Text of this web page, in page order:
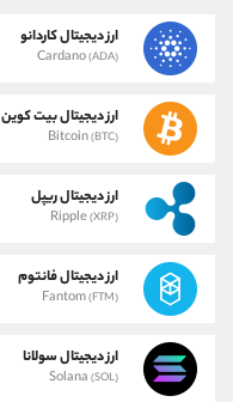
ارز دیجیتال کاردانو
Cardano(ADA)
ارز دیجیتال بیت کوین
Bitcoin(BTC)
ارز دیجیتال ریپل
Ripple(XRP)
ارز دیجیتال فانتوم
Fantom(FTM)
ارز دیجیتال سولانا
Solana (SOL)